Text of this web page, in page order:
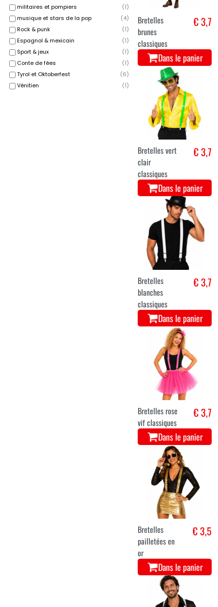
militaires et pompiers
(1)
musique et stars de la pop
(4)
Rock & punk
(1)
Espagnol & mexicain
(1)
Sport & jeux
(1)
Conte de fées
(1)
Tyrol et Oktoberfest
(6)
Vénitien
(1)
Bretelles
brunes
classiques
€ 3,7
Dans le panier
Bretelles vert
clair
classiques
€ 3,7
Dans le panier
Bretelles
blanches
classiques
€ 3,7
Dans le panier
Bretelles rose
vif classiques
€ 3,7
Dans le panier
Bretelles
pailletées en
or
€ 3,5
Dans le panier